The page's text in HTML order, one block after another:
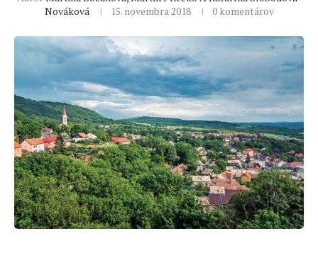
Nováková
15. novembra 2018 0 komentárov